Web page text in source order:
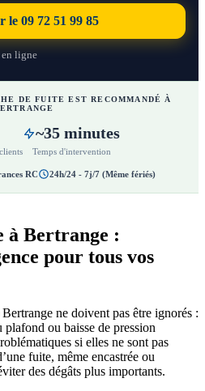
le 09 72 51 99 85
ligne
DE FUITE EST RECOMMANDÉ À
~35 minutes
Temps d'intervention
RC 24h/24 - 7j/7 (Même fériés)
à Bertrange :
pour tous vos
ne doivent pas être ignorés :
plafond ou baisse de pression
si elles ne sont pas
fuite, même encastrée ou
des dégâts plus importants.